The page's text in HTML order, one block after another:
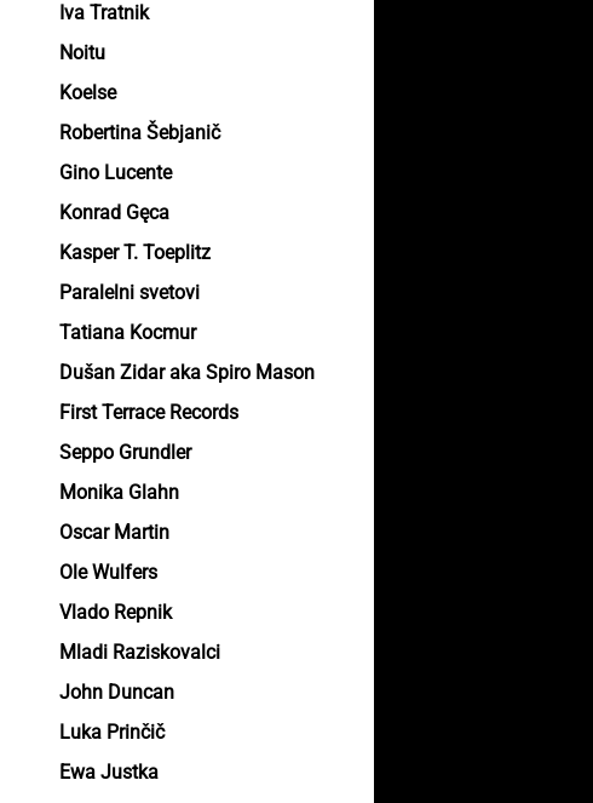
Iva Tratnik
Noitu
Koelse
Robertina Šebjanič
Gino Lucente
Konrad Gęca
Kasper T. Toeplitz
Paralelni svetovi
Tatiana Kocmur
Dušan Zidar aka Spiro Mason
First Terrace Records
Seppo Grundler
Monika Glahn
Oscar Martin
Ole Wulfers
Vlado Repnik
Mladi Raziskovalci
John Duncan
Luka Prinčič
Ewa Justka